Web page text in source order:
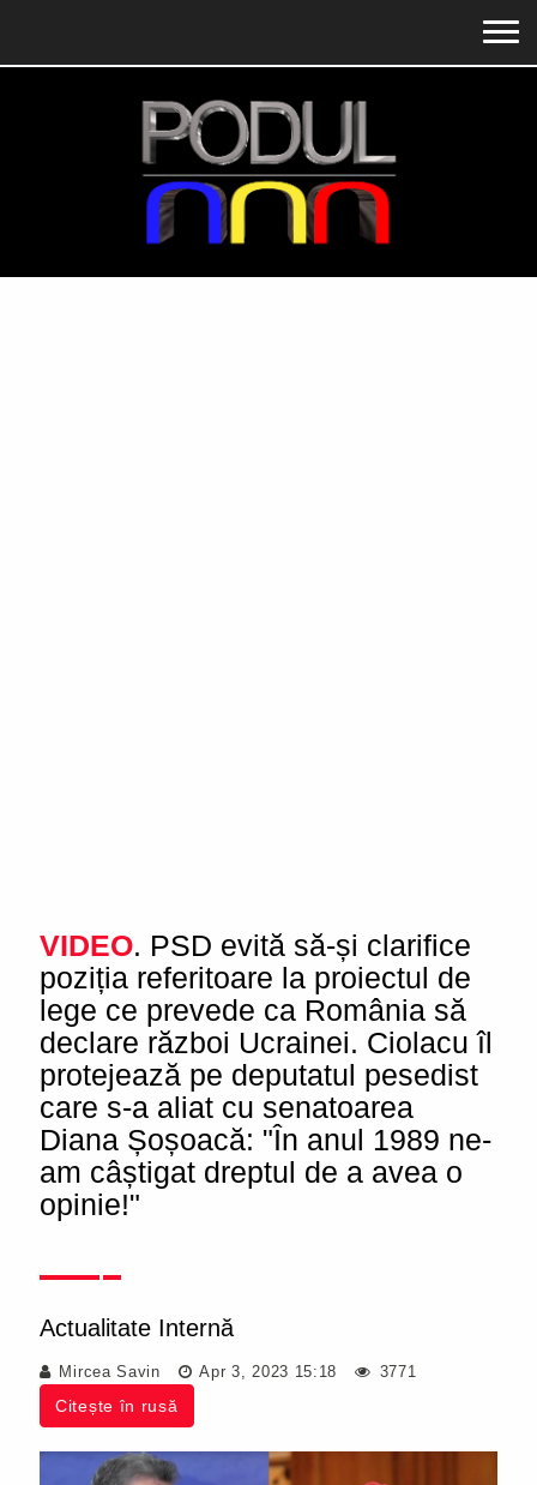
VIDEO. PSD evită să-și clarifice
poziția referitoare la proiectul de
lege ce prevede ca România să
declare război Ucrainei. Ciolacu îl
protejează pe deputatul pesedist
care s-a aliat cu senatoarea
Diana Șoșoacă: "În anul 1989 ne-
am câștigat dreptul de a avea o
opinie!"
Actualitate Internă
Mircea Savin Apr 3, 2023 15:18 3771
Citește în rusă